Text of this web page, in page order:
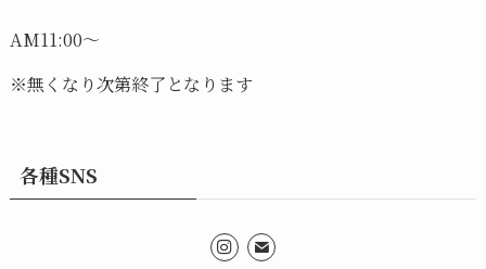
AM11:00～
※無くなり次第終了となります
各種SNS